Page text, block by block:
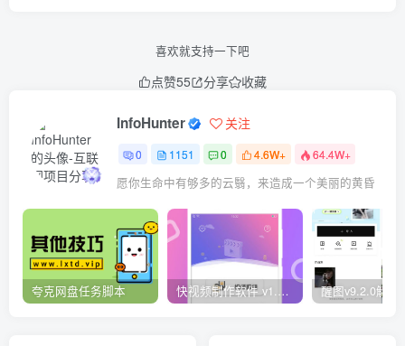
喜欢就支持一下吧
点赞55 分享 收藏
InfoHunter 关注
0 1151 0 4.6W+ 64.4W+
愿你生命中有够多的云翳，来造成一个美丽的黄昏
夸克网盘任务脚本 快视频制作软件 v1.1.1安卓版